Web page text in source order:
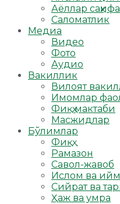
Аёллар
Саломатлик
Медиа
Видео
Фото
Аудио
Вакиллик
Вилоят
Имомлар
Фиқҳ мактаби
Масжидлар
Бўлимлар
Фиқҳ
Рамазон
Савол-жавоб
Ислом ва
Сийрат ва
Ҳаж ва умра